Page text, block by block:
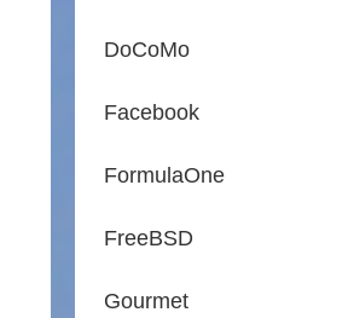
DoCoMo
Facebook
FormulaOne
FreeBSD
Gourmet